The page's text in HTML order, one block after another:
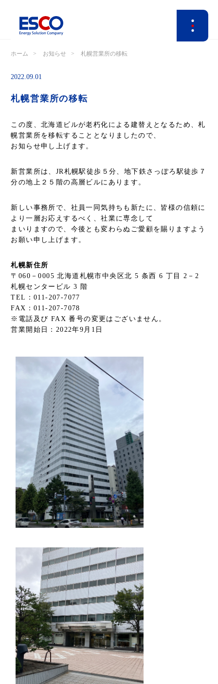
ホーム お知らせ 札幌営業所の移転
2022.09.01
札幌営業所の移転
この度、北海道ビルが老朽化による建替えとなるため、札
幌営業所を移転することとなりましたので、
お知らせ申し上げます。
新営業所は、JR札幌駅徒歩５分、地下鉄さっぽろ駅徒歩７
分の地上２５階の高層ビルにあります。
新しい事務所で、社員一同気持ちも新たに、皆様の信頼に
より一層お応えするべく、社業に専念して
まいりますので、今後とも変わらぬご愛顧を賜りますよう
お願い申し上げます。
札幌新住所
〒060－0005 北海道札幌市中央区北 5 条西 6 丁目 2－2
札幌センタービル 3 階
TEL：011-207-7077
FAX：011-207-7078
※電話及び FAX 番号の変更はございません。
営業開始日：2022年9月1日